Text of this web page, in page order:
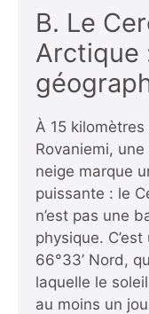
B. Le
Arctique
À 15
Rovaniemi,
neige marque
puissante : le
n’est pas une
physique.
66°33’ Nord,
laquelle le
au moins un